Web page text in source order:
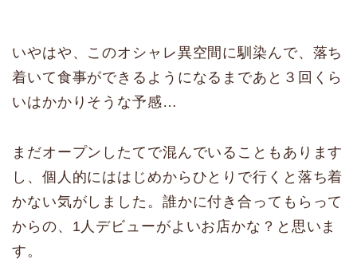
いやはや、このオシャレ異空間に馴染んで、落ち
着いて食事ができるようになるまであと３回くら
いはかかりそうな予感…
まだオープンしたてで混んでいることもあります
し、個人的にははじめからひとりで行くと落ち着
かない気がしました。誰かに付き合ってもらって
からの、1人デビューがよいお店かな？と思いま
す。